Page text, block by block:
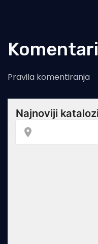
Komentari
Pravila komentiranja